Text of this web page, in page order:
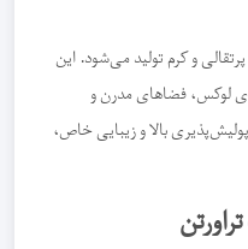
و کرم تولید می‌شود. این
لوکس، فضاهای مدرن و
بالا و زیبایی خاص،